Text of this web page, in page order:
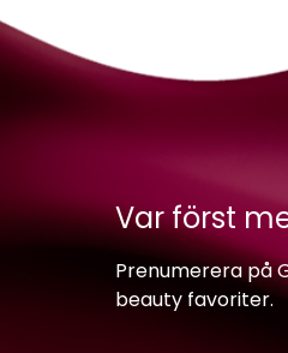
Var först
Prenumerera på
beauty favoriter.